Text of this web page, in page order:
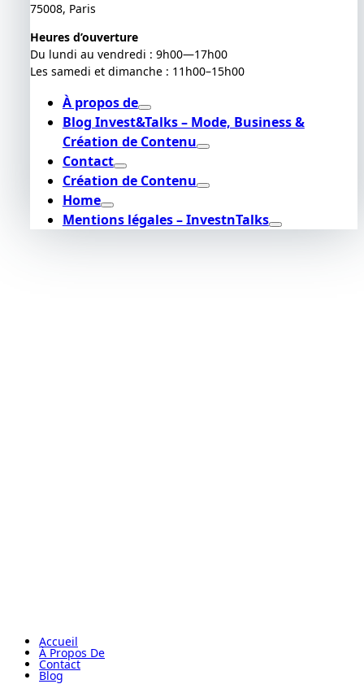
75008, Paris
Heures d’ouverture
Du lundi au vendredi : 9h00—17h00
Les samedi et dimanche : 11h00–15h00
À propos de
Blog Invest&Talks – Mode, Business &
Création de Contenu
Contact
Création de Contenu
Home
Mentions légales – InvestnTalks
Accueil
À Propos De
Contact
Blog